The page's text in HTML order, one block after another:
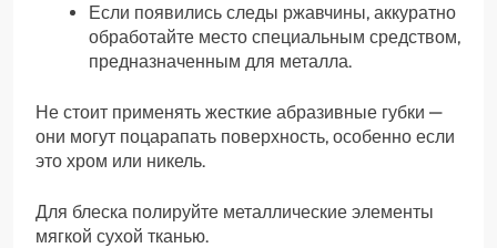
Если появились следы ржавчины, аккуратно
обработайте место специальным средством,
предназначенным для металла.
Не стоит применять жесткие абразивные губки —
они могут поцарапать поверхность, особенно если
это хром или никель.
Для блеска полируйте металлические элементы
мягкой сухой тканью.